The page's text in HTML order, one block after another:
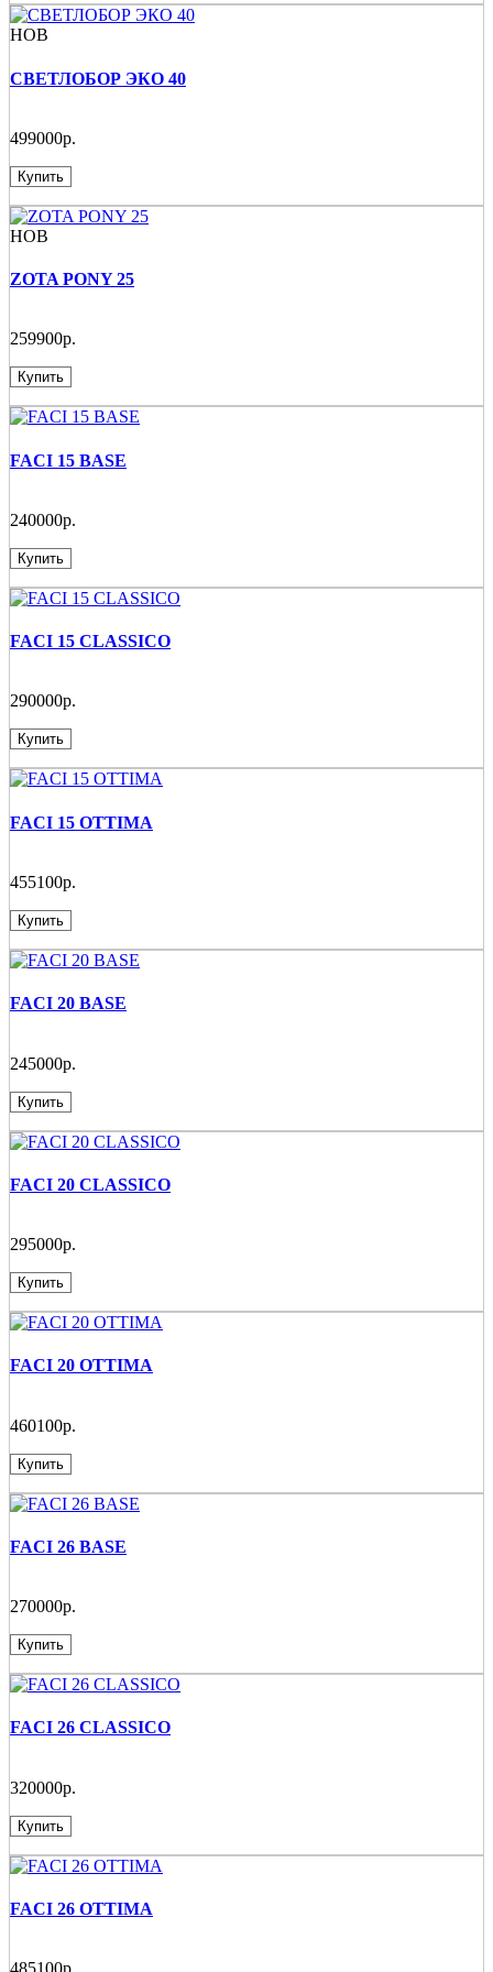
НОВ
СВЕТЛОБОР ЭКО 40
499000р.
Купить
НОВ
ZOTA PONY 25
259900р.
Купить
FACI 15 BASE
240000р.
Купить
FACI 15 CLASSICO
290000р.
Купить
FACI 15 OTTIMA
455100р.
Купить
FACI 20 BASE
245000р.
Купить
FACI 20 CLASSICO
295000р.
Купить
FACI 20 OTTIMA
460100р.
Купить
FACI 26 BASE
270000р.
Купить
FACI 26 CLASSICO
320000р.
Купить
FACI 26 OTTIMA